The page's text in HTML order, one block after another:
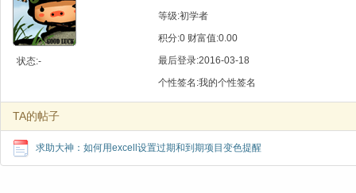
状态:-
等级:初学者
积分:0 财富值:0.00
最后登录:2016-03-18
个性签名:我的个性签名
TA的帖子
求助大神：如何用excell设置过期和到期项目变色提醒